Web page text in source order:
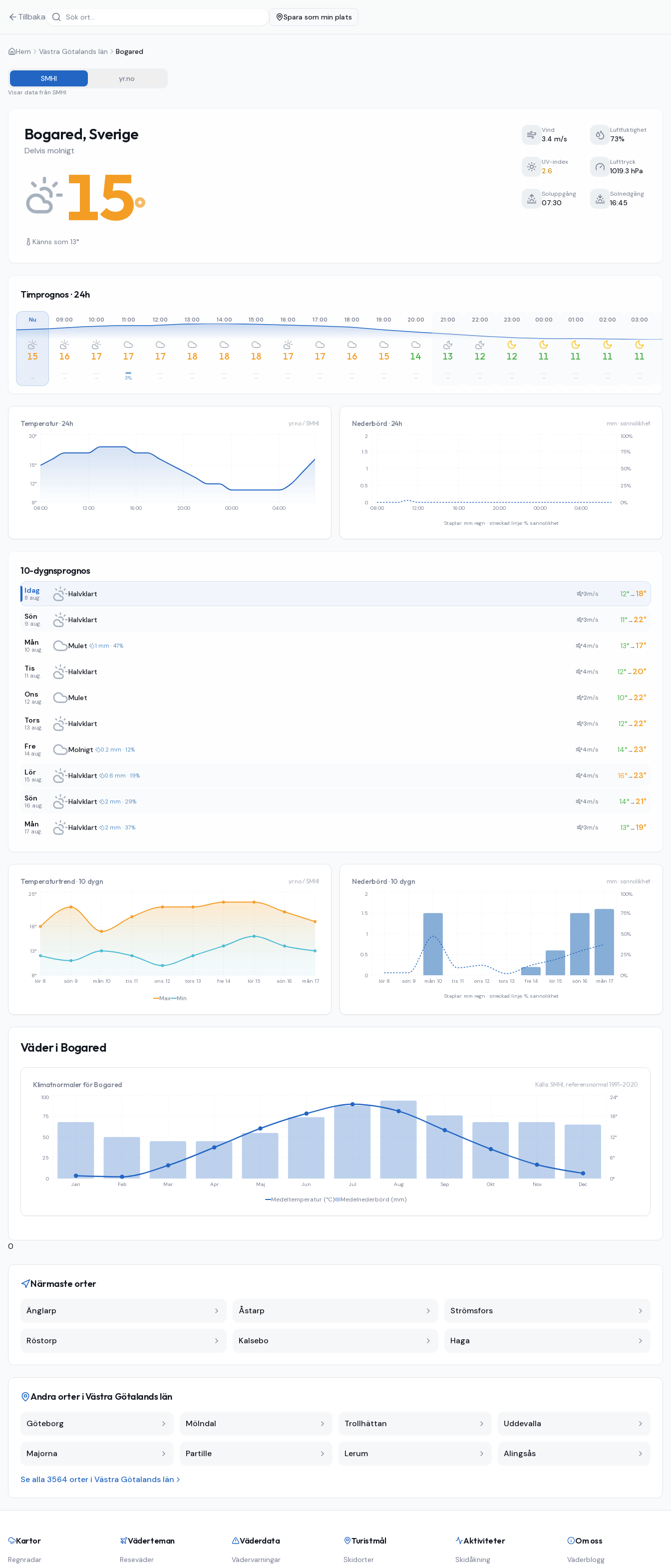
Tillbaka Spara som min plats
Hem Västra Götalands län Bogared
SMHI yr.no
Visar data från SMHI
Bogared, Sverige
Delvis molnigt
15°
Känns som 13°
Vind
3.4 m/s
Luftfuktighet
73%
UV-index
2.6
Lufttryck
1019.3 hPa
Soluppgång
07:30
Solnedgång
16:45
Timprognos · 24h
Nu
15
–
09:00
16
–
10:00
17
–
11:00
17
3%
12:00
17
–
13:00
18
–
14:00
18
–
15:00
18
–
16:00
17
–
17:00
17
–
18:00
16
–
19:00
15
–
20:00
14
–
21:00
13
–
22:00
12
–
23:00
12
–
00:00
11
–
01:00
11
–
02:00
11
–
03:00
11
–
Temperatur · 24h yr.no / SMHI
08:00 12:00 16:00 20:00 00:00 04:00
9°
12°
15°
20°
Nederbörd · 24h mm · sannolikhet
08:00 12:00 16:00 20:00 00:00 04:00
0
0.5
1
1.5
2
0%
25%
50%
75%
100%
Staplar: mm regn · streckad linje: % sannolikhet
10-dygnsprognos
Idag
8 aug. Halvklart 3m/s 12°→18°
Sön
9 aug. Halvklart 3m/s 11°→22°
Mån
10 aug. Mulet· 1 mm · 47% 4m/s 13°→17°
Tis
11 aug. Halvklart 4m/s 12°→20°
Ons
12 aug. Mulet 2m/s 10°→22°
Tors
13 aug. Halvklart 3m/s 12°→22°
Fre
14 aug. Molnigt· 0.2 mm · 12% 4m/s 14°→23°
Lör
15 aug. Halvklart· 0.6 mm · 19% 4m/s 16°→23°
Sön
16 aug. Halvklart· 2 mm · 29% 4m/s 14°→21°
Mån
17 aug. Halvklart· 2 mm · 37% 3m/s 13°→19°
Temperaturtrend · 10 dygn yr.no / SMHI
lör 8 sön 9 mån 10 tis 11 ons 12 tors 13 fre 14 lör 15 sön 16 mån 17
8°
13°
18°
25°
Max Min
Nederbörd · 10 dygn mm · sannolikhet
lör 8 sön 9 mån 10 tis 11 ons 12 tors 13 fre 14 lör 15 sön 16 mån 17
0
0.5
1
1.5
2
0%
25%
50%
75%
100%
Staplar: mm regn · streckad linje: % sannolikhet
Väder i Bogared
Klimatnormaler förBogared Källa: SMHI, referensnormal 1991–2020
Jan Feb Mar Apr Maj Jun Jul Aug Sep Okt Nov Dec
0
25
50
75
100
0°
6°
12°
18°
24°
Medeltemperatur (°C) Medelnederbörd (mm)
0
Närmaste orter
Änglarp Åstarp Strömsfors
Röstorp Kalsebo Haga
Andra orter iVästra Götalands län
Göteborg Mölndal Trollhättan Uddevalla
Majorna Partille Lerum Alingsås
Se alla 3564 orter i Västra Götalands län
Kartor
Regnradar
Väderteman
Reseväder
Väderdata
Vädervarningar
Turistmål
Skidorter
Aktiviteter
Skidåkning
Om oss
Väderblogg